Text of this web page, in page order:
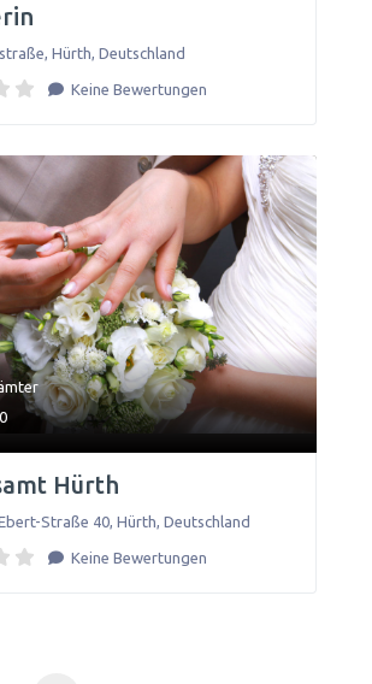
Hürth Deutschland
Keine Bewertungen
Hürth
Straße 40, Hürth, Deutschland
Keine Bewertungen